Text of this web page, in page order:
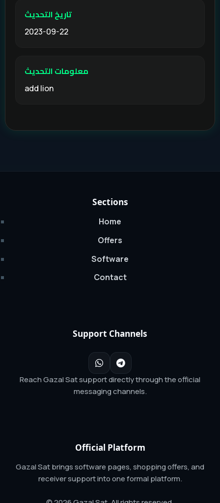
تاريخ التحديث
2023-09-22
معلومات التحديث
add lion
Sections
Home
Offers
Software
Contact
Support Channels
Reach Gazal Sat support directly through the official
messaging channels.
Official Platform
Gazal Sat brings software pages, shopping offers, and
receiver support into one formal platform.